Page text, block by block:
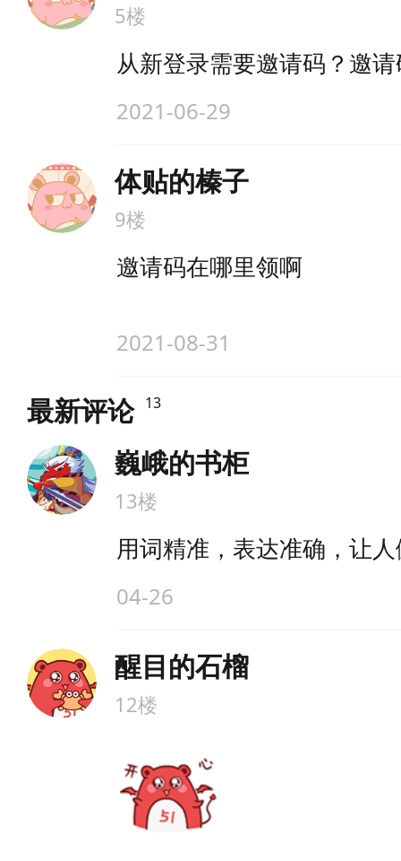
5楼
从新登录需要邀请码？邀
2021-06-29
体贴的榛子
9楼
邀请码在哪里领啊
2021-08-31
最新评论 13
巍峨的书柜
13楼
用词精准，表达准确，让
04-26
醒目的石榴
12楼